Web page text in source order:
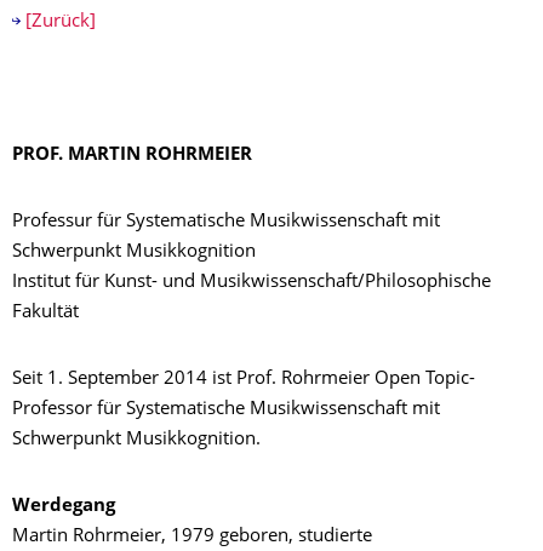
[Zurück]
PROF. MARTIN ROHRMEIER
Professur für Systematische Musikwissenschaft mit
Schwerpunkt Musikkognition
Institut für Kunst- und Musikwissenschaft/Philosophische
Fakultät
Seit 1. September 2014 ist Prof. Rohrmeier Open Topic-
Professor für Systematische Musikwissenschaft mit
Schwerpunkt Musikkognition.
Werdegang
Martin Rohrmeier, 1979 geboren, studierte